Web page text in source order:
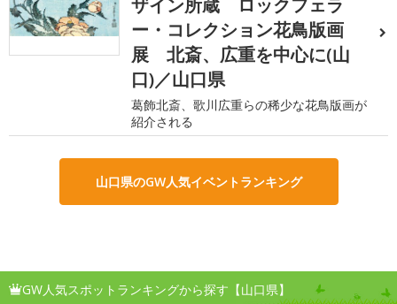
ー・コレクション花鳥版画
展 北斎、広重を中心に(山
口)／山口県
葛飾北斎、歌川広重らの稀少な花鳥版画が
紹介される
山口県のGW人気イベントランキング
GW人気スポットランキングから探す【山口県】